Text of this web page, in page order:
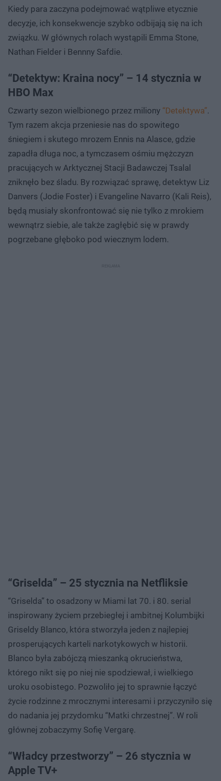
Kiedy para zaczyna podejmować wątpliwe etycznie
decyzje, ich konsekwencje szybko odbijają się na ich
związku. W głównych rolach wystąpili Emma Stone,
Nathan Fielder i Bennny Safdie.
“Detektyw: Kraina nocy” – 14 stycznia w
HBO Max
Czwarty sezon wielbionego przez miliony “Detektywa”.
Tym razem akcja przeniesie nas do spowitego
śniegiem i skutego mrozem Ennis na Alasce, gdzie
zapadła długa noc, a tymczasem ośmiu mężczyzn
pracujących w Arktycznej Stacji Badawczej Tsalal
zniknęło bez śladu. By rozwiązać sprawę, detektyw Liz
Danvers (Jodie Foster) i Evangeline Navarro (Kali Reis),
będą musiały skonfrontować się nie tylko z mrokiem
wewnątrz siebie, ale także zagłębić się w prawdy
pogrzebane głęboko pod wiecznym lodem.
“Griselda” – 25 stycznia na Netfliksie
“Griselda” to osadzony w Miami lat 70. i 80. serial
inspirowany życiem przebiegłej i ambitnej Kolumbijki
Griseldy Blanco, która stworzyła jeden z najlepiej
prosperujących karteli narkotykowych w historii.
Blanco była zabójczą mieszanką okrucieństwa,
którego nikt się po niej nie spodziewał, i wielkiego
uroku osobistego. Pozwoliło jej to sprawnie łączyć
życie rodzinne z mrocznymi interesami i przyczyniło się
do nadania jej przydomku “Matki chrzestnej”. W roli
głównej zobaczymy Sofię Vergarę.
“Władcy przestworzy” – 26 stycznia w
Apple TV+